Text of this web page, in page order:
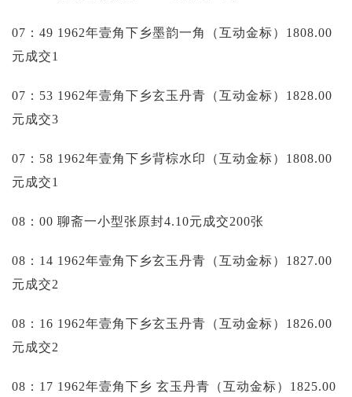
07：49 1962年壹角下乡墨韵一角（互动金标）1808.00
元成交1
07：53 1962年壹角下乡玄玉丹青（互动金标）1828.00
元成交3
07：58 1962年壹角下乡背棕水印（互动金标）1808.00
元成交1
08：00 聊斋一小型张原封4.10元成交200张
08：14 1962年壹角下乡玄玉丹青（互动金标）1827.00
元成交2
08：16 1962年壹角下乡玄玉丹青（互动金标）1826.00
元成交2
08：17 1962年壹角下乡 玄玉丹青（互动金标）1825.00